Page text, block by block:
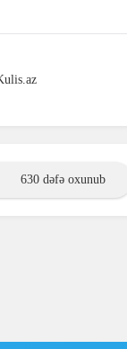
630 dəfə oxunub